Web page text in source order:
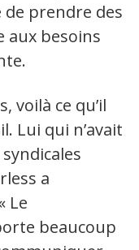
prendre des
aux besoins
voilà ce qu’il
Lui qui n’avait
a
Le
beaucoup